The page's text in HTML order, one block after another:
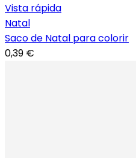
Vista rápida
Natal
Saco de Natal para colorir
0,39 €